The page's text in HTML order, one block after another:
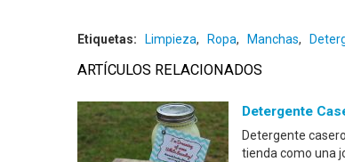
Etiquetas: Limpieza, Ropa, Manchas,
ARTÍCULOS RELACIONADOS
Detergente
Detergente
tienda como una